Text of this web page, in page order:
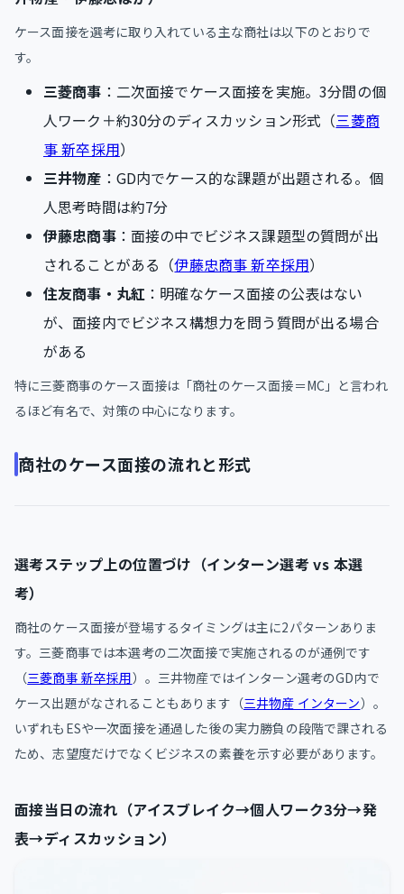
ケース面接を選考に取り入れている主な商社は以下のとおりで
す。
三菱商事 ：二次面接でケース面接を実施。3分間の個
人ワーク＋約30分のディスカッション形式（三菱商
事 新卒採用）
三井物産 ：GD内でケース的な課題が出題される。個
人思考時間は約7分
伊藤忠商事：面接の中でビジネス課題型の質問が出
されることがある（伊藤忠商事 新卒採用）
住友商事・丸紅 ：明確なケース面接の公表はない
が、面接内でビジネス構想力を問う質問が出る場合
がある
特に三菱商事のケース面接は「商社のケース面接＝MC」と言われ
るほど有名で、対策の中心になります。
商社のケース面接の流れと形式
選考ステップ上の位置づけ（インターン選考 vs 本選
考）
商社のケース面接が登場するタイミングは主に2パターンありま
す。三菱商事では本選考の二次面接で実施されるのが通例です
（三菱商事 新卒採用）。三井物産ではインターン選考のGD内で
ケース出題がなされることもあります（三井物産 インターン）。
いずれもESや一次面接を通過した後の実力勝負の段階で課される
ため、志望度だけでなくビジネスの素養を示す必要があります。
面接当日の流れ（アイスブレイク→個人ワーク3分→発
表→ディスカッション）